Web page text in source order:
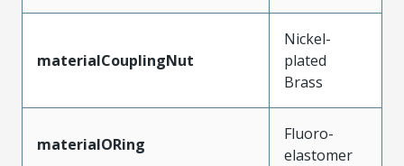
materialCouplingNut
Nickel-
plated
Brass
materialORing
Fluoro-
elastomer